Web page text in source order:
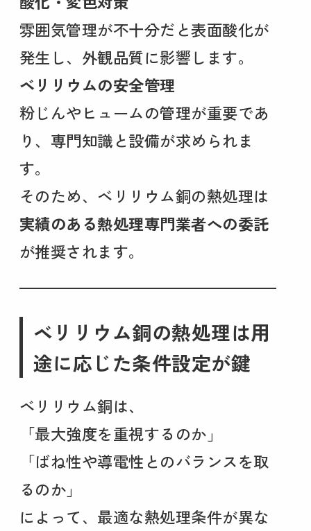
雰囲気管理が不十分だと表面酸化が
発生し、外観品質に影響します。
ベリリウムの安全管理
粉じんやヒュームの管理が重要であ
り、専門知識と設備が求められま
す。
そのため、ベリリウム銅の熱処理は
実績のある熱処理専門業者への委託
が推奨されます。
ベリリウム銅の熱処理は用
途に応じた条件設定が鍵
ベリリウム銅は、
「最大強度を重視するのか」
「ばね性や導電性とのバランスを取
るのか」
によって、最適な熱処理条件が異な